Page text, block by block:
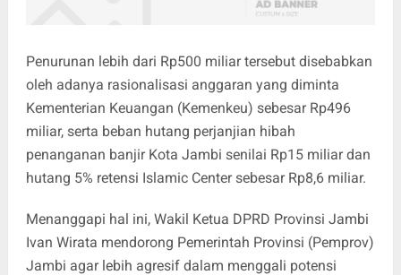
Penurunan lebih dari Rp500 miliar tersebut disebabkan
oleh adanya rasionalisasi anggaran yang diminta
Kementerian Keuangan (Kemenkeu) sebesar Rp496
miliar, serta beban hutang perjanjian hibah
penanganan banjir Kota Jambi senilai Rp15 miliar dan
hutang 5% retensi Islamic Center sebesar Rp8,6 miliar.
Menanggapi hal ini, Wakil Ketua DPRD Provinsi Jambi
Ivan Wirata mendorong Pemerintah Provinsi (Pemprov)
Jambi agar lebih agresif dalam menggali potensi